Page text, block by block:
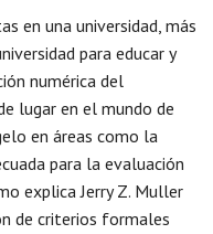
en una universidad, más
para educar y
numérica del
lugar en el mundo de
en áreas como la
para la evaluación
explica Jerry Z. Muller
de criterios formales